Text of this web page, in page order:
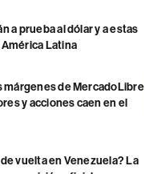
a prueba al dólar y a estas
Latina
márgenes de MercadoLibre
y acciones caen en el
vuelta en Venezuela? La